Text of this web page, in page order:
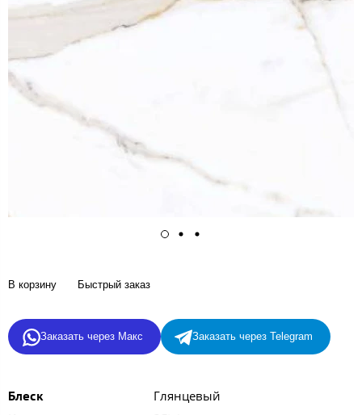
В корзину Быстрый заказ
Заказать через Макс Заказать через Telegram
Блеск Глянцевый